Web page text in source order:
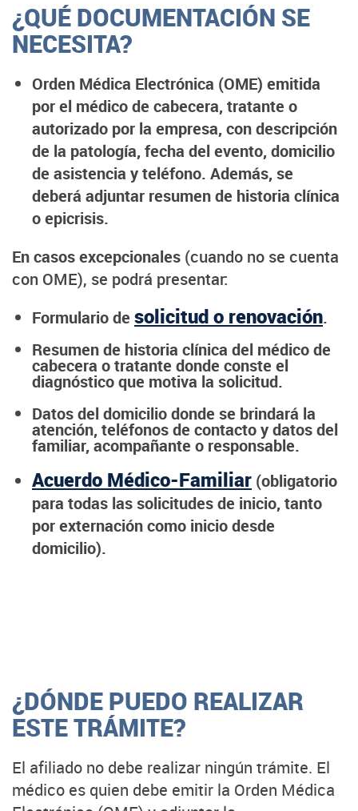
¿QUÉ DOCUMENTACIÓN SE
NECESITA?
Orden Médica Electrónica (OME) emitida
por el médico de cabecera, tratante o
autorizado por la empresa, con descripción
de la patología, fecha del evento, domicilio
de asistencia y teléfono. Además, se
deberá adjuntar resumen de historia clínica
o epicrisis.
En casos excepcionales (cuando no se cuenta
con OME), se podrá presentar:
Formulario de solicitud o renovación.
Resumen de historia clínica del médico de
cabecera o tratante donde conste el
diagnóstico que motiva la solicitud.
Datos del domicilio donde se brindará la
atención, teléfonos de contacto y datos del
familiar, acompañante o responsable.
Acuerdo Médico-Familiar (obligatorio
para todas las solicitudes de inicio, tanto
por externación como inicio desde
domicilio).
¿DÓNDE PUEDO REALIZAR
ESTE TRÁMITE?
El afiliado no debe realizar ningún trámite. El
médico es quien debe emitir la Orden Médica